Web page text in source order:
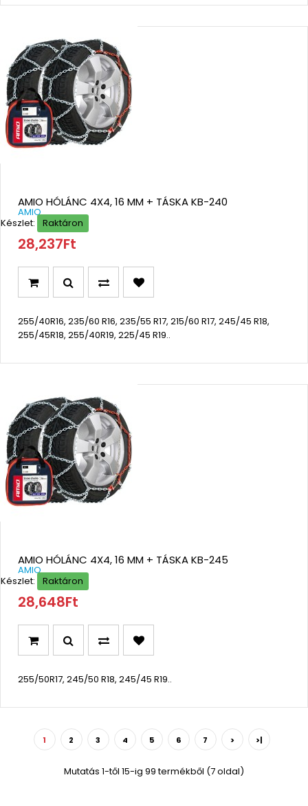
AMIO HÓLÁNC 4X4, 16 MM + TÁSKA KB-240
AMIO
Készlet:
Raktáron
28,237Ft
255/40R16, 235/60 R16, 235/55 R17, 215/60 R17, 245/45 R18,
255/45R18, 255/40R19, 225/45 R19..
AMIO HÓLÁNC 4X4, 16 MM + TÁSKA KB-245
AMIO
Készlet:
Raktáron
28,648Ft
255/50R17, 245/50 R18, 245/45 R19..
1 2 3 4 5 6 7 > >|
Mutatás 1-től 15-ig 99 termékből (7 oldal)